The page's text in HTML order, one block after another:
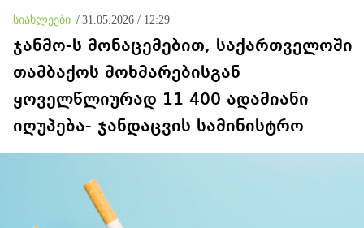
სიახლეები / 31.05.2026 / 12:29
ჯანმო-ს მონაცემებით, საქართველოში
თამბაქოს მოხმარებისგან
ყოველწლიურად 11 400 ადამიანი
იღუპება- ჯანდაცვის სამინისტრო